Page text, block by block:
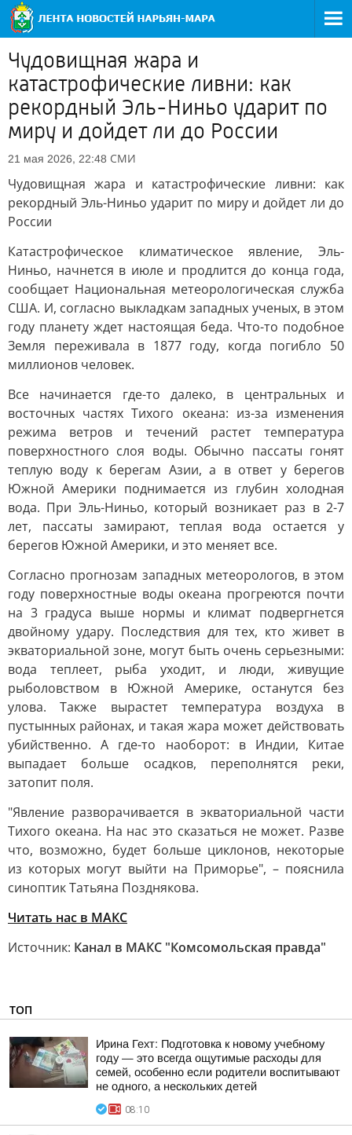
Чудовищная жара и
катастрофические ливни: как
рекордный Эль-Ниньо ударит по
миру и дойдет ли до России
21 мая 2026, 22:48 СМИ
Чудовищная жара и катастрофические ливни: как
рекордный Эль-Ниньо ударит по миру и дойдет ли до
России
Катастрофическое климатическое явление, Эль-
Ниньо, начнется в июле и продлится до конца года,
сообщает Национальная метеорологическая служба
США. И, согласно выкладкам западных ученых, в этом
году планету ждет настоящая беда. Что-то подобное
Земля переживала в 1877 году, когда погибло 50
миллионов человек.
Все начинается где-то далеко, в центральных и
восточных частях Тихого океана: из-за изменения
режима ветров и течений растет температура
поверхностного слоя воды. Обычно пассаты гонят
теплую воду к берегам Азии, а в ответ у берегов
Южной Америки поднимается из глубин холодная
вода. При Эль-Ниньо, который возникает раз в 2-7
лет, пассаты замирают, теплая вода остается у
берегов Южной Америки, и это меняет все.
Согласно прогнозам западных метеорологов, в этом
году поверхностные воды океана прогреются почти
на 3 градуса выше нормы и климат подвергнется
двойному удару. Последствия для тех, кто живет в
экваториальной зоне, могут быть очень серьезными:
вода теплеет, рыба уходит, и люди, живущие
рыболовством в Южной Америке, останутся без
улова. Также вырастет температура воздуха в
пустынных районах, и такая жара может действовать
убийственно. А где-то наоборот: в Индии, Китае
выпадает больше осадков, переполнятся реки,
затопит поля.
"Явление разворачивается в экваториальной части
Тихого океана. На нас это сказаться не может. Разве
что, возможно, будет больше циклонов, некоторые
из которых могут выйти на Приморье", – пояснила
синоптик Татьяна Позднякова.
Читать нас в МАКС
Источник: Канал в МАКС "Комсомольская правда"
ТОП
Ирина Гехт: Подготовка к новому учебному
году — это всегда ощутимые расходы для
семей, особенно если родители воспитывают
не одного, а нескольких детей
08:10